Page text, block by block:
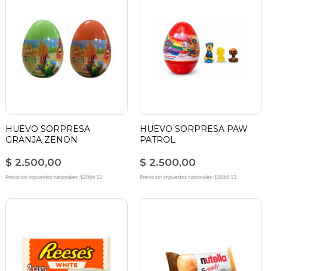
HUEVO SORPRESA
GRANJA ZENON
$ 2.500,00
Precio sin impuestos nacionales: $2066.12
HUEVO SORPRESA PAW
PATROL
$ 2.500,00
Precio sin impuestos nacionales: $2066.12